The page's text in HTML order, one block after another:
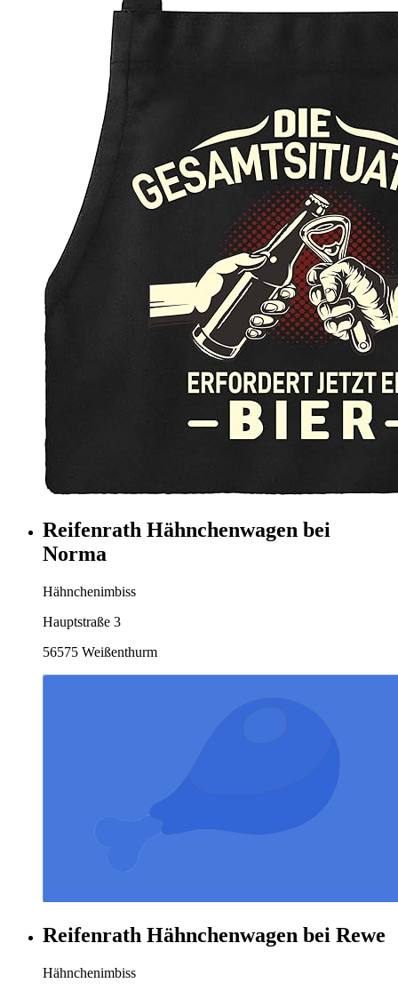
Reifenrath Hähnchenwagen bei
Norma
Hähnchenimbiss
Hauptstraße 3
56575 Weißenthurm
Reifenrath Hähnchenwagen bei Rewe
Hähnchenimbiss